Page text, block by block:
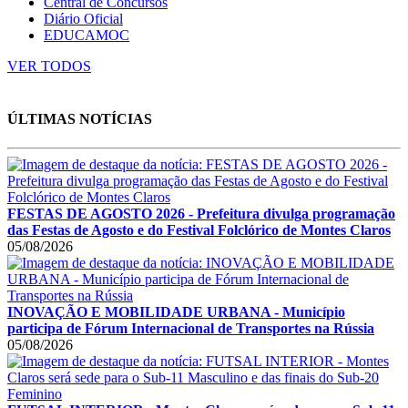
Diário Oficial
EDUCAMOC
VER TODOS
ÚLTIMAS NOTÍCIAS
FESTAS DE AGOSTO 2026 - Prefeitura divulga programação
das Festas de Agosto e do Festival Folclórico de Montes Claros
05/08/2026
INOVAÇÃO E MOBILIDADE URBANA - Município
participa de Fórum Internacional de Transportes na Rússia
05/08/2026